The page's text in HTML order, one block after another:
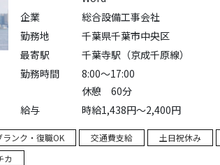
企業
総合設備工事会社
勤務地
千葉県千葉市中央区
最寄駅
千葉寺駅（京成千原線）
勤務時間
8:00～17:00
休憩 60分
給与
時給1,438円～2,400円
ランク・復職OK 交通費支給 土日祝休み
カ